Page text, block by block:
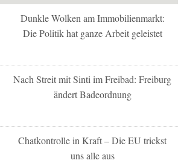
Dunkle Wolken am Immobilienmarkt:
Die Politik hat ganze Arbeit geleistet
Nach Streit mit Sinti im Freibad: Freiburg
ändert Badeordnung
Chatkontrolle in Kraft – Die EU trickst
uns alle aus